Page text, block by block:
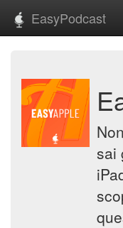
EasyPodcast
sai